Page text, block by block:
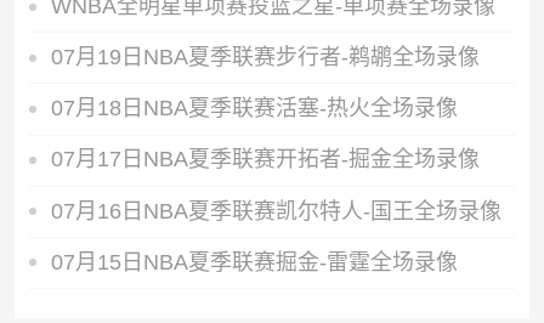
WNBA全明星单项赛投篮之星-单项赛全场录像
07月19日NBA夏季联赛步行者-鹈鹕全场录像
07月18日NBA夏季联赛活塞-热火全场录像
07月17日NBA夏季联赛开拓者-掘金全场录像
07月16日NBA夏季联赛凯尔特人-国王全场录像
07月15日NBA夏季联赛掘金-雷霆全场录像